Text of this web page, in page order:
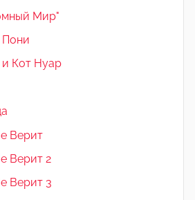
Мир"
Кот Нуар
Верит
Верит 2
Верит 3